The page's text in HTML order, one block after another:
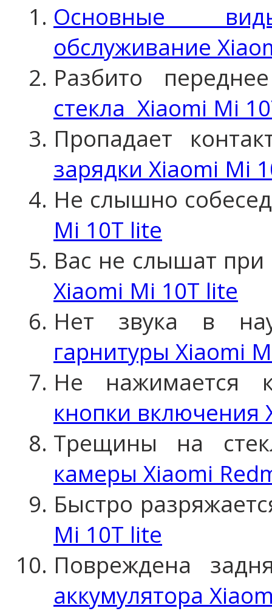
Основные
обслуживание
Разбито
стекла Xiaomi Mi
Пропадает
зарядки Xiaomi Mi
Не слышно
Mi 10T lite
Вас не слышат при
Xiaomi Mi 10T lite
Нет звука в
гарнитуры Xiaomi
Не нажимается
кнопки включения
Трещины на
камеры Xiaomi
Быстро
Mi 10T lite
Повреждена
аккумулятора